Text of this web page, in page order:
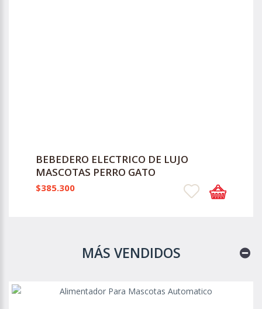
BEBEDERO ELECTRICO DE LUJO
MASCOTAS PERRO GATO
$385.300
MÁS VENDIDOS